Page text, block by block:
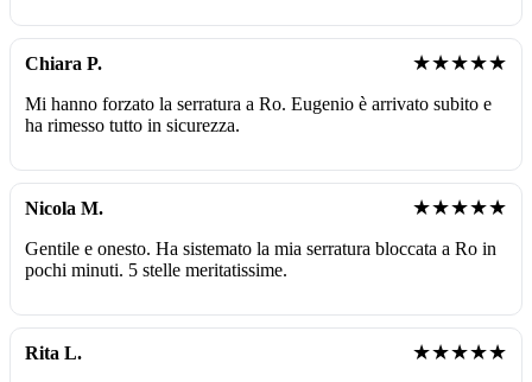
Chiara P. ★★★★★
Mi hanno forzato la serratura a Ro. Eugenio è arrivato subito e
ha rimesso tutto in sicurezza.
Nicola M. ★★★★★
Gentile e onesto. Ha sistemato la mia serratura bloccata a Ro in
pochi minuti. 5 stelle meritatissime.
Rita L. ★★★★★